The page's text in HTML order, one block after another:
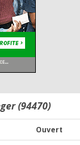
(94470)
Ouvert